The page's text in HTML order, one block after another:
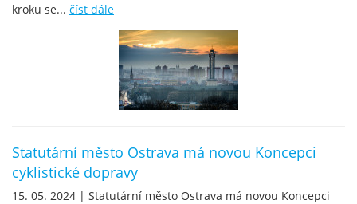
kroku se... číst dále
Statutární město Ostrava má novou Koncepci
cyklistické dopravy
15. 05. 2024 | Statutární město Ostrava má novou Koncepci